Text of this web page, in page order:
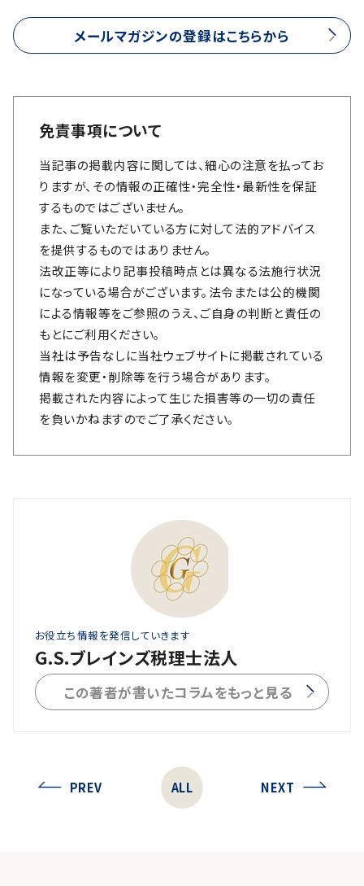
メールマガジンの登録はこちらから
免責事項について
当記事の掲載内容に関しては、細心の注意を払ってお
りますが、その情報の正確性・完全性・最新性を保証
するものではございません。
また、ご覧いただいている方に対して法的アドバイス
を提供するものではありません。
法改正等により記事投稿時点とは異なる法施行状況
になっている場合がございます。法令または公的機関
による情報等をご参照のうえ、ご自身の判断と責任の
もとにご利用ください。
当社は予告なしに当社ウェブサイトに掲載されている
情報を変更・削除等を行う場合があります。
掲載された内容によって生じた損害等の一切の責任
を負いかねますのでご了承ください。
お役立ち情報を発信していきます
G.S.ブレインズ税理士法人
この著者が書いたコラムをもっと見る
PREV ALL NEXT